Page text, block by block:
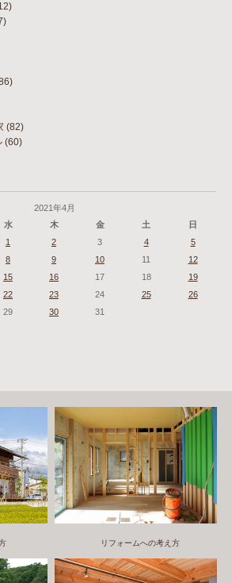
(82)
(60)
2021年4月
水 木 金 土
日
1
2 3 4
5
8 9 10 11
12
15 16 17 18
19
22 23 24 25
26
29 30 31
リフォームへの考え方